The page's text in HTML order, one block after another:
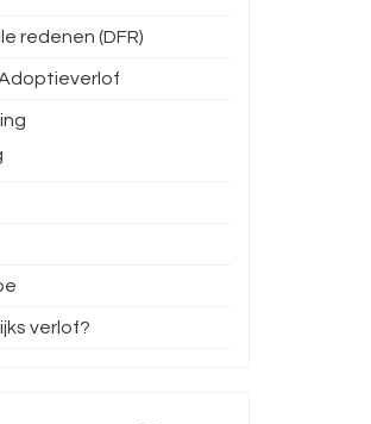
redenen (DFR)
verlof?